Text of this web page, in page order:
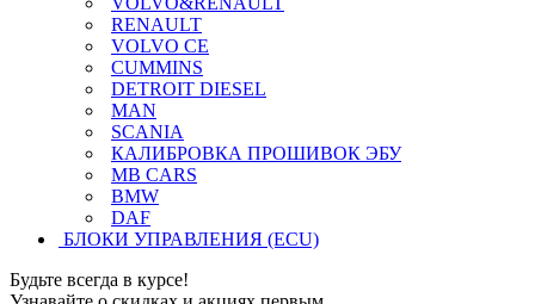
RENAULT
VOLVO CE
CUMMINS
DETROIT DIESEL
MAN
SCANIA
КАЛИБРОВКА ПРОШИВОК ЭБУ
MB CARS
BMW
DAF
БЛОКИ УПРАВЛЕНИЯ (ECU)
Будьте всегда в курсе!